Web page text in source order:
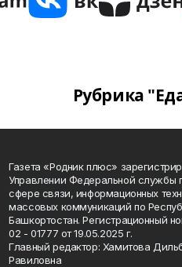
Рубрика
Газета «Родник плюс»
Управлении Федеральной службы
сфере связи, информационных
массовых коммуникаций по
Башкортостан. Регистрационный
02 - 01777 от 19.05.2025 г.
Главный редактор: Хамитова
Равиловна